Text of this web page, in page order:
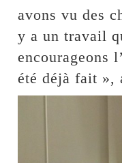
avons vu des
y a un travail
encourageons
été déjà fait »,